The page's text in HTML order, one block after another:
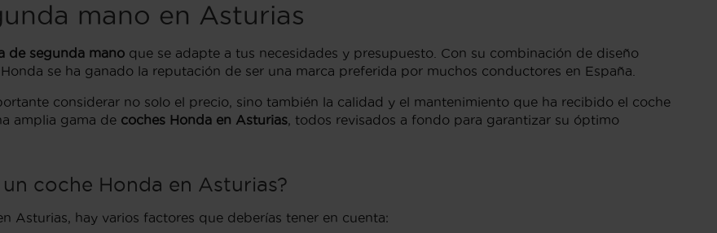
mano en Asturias
de segunda mano que se adapte a tus necesidades y presupuesto. Con su combinación de diseño
se ha ganado la reputación de ser una marca preferida por muchos conductores en España.
considerar no solo el precio, sino también la calidad y el mantenimiento que ha recibido el coche
amplia gama de coches Honda en Asturias, todos revisados a fondo para garantizar su óptimo
coche Honda en Asturias?
Asturias, hay varios factores que deberías tener en cuenta: